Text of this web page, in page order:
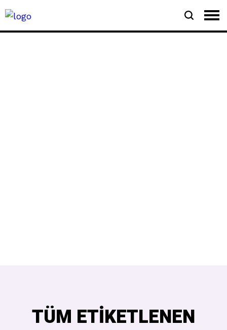
TÜM ETIKETLENEN